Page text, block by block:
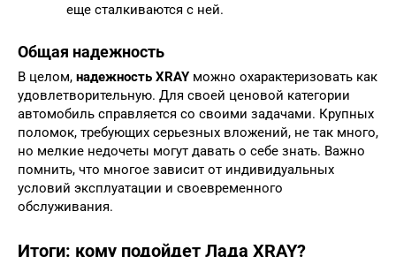
еще сталкиваются с ней.
Общая надежность
В целом, надежность XRAY можно охарактеризовать как
удовлетворительную. Для своей ценовой категории
автомобиль справляется со своими задачами. Крупных
поломок, требующих серьезных вложений, не так много,
но мелкие недочеты могут давать о себе знать. Важно
помнить, что многое зависит от индивидуальных
условий эксплуатации и своевременного
обслуживания.
Итоги: кому подойдет Лада XRAY?